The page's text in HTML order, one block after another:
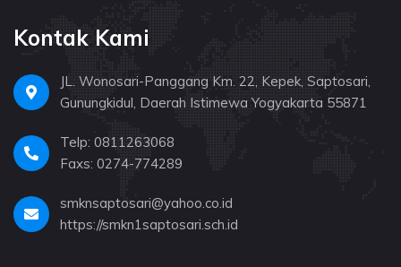
Kontak Kami
JL. Wonosari-Panggang Km. 22, Kepek, Saptosari,
Gunungkidul, Daerah Istimewa Yogyakarta 55871
Telp: 0811263068
Faxs: 0274-774289
smknsaptosari@yahoo.co.id
https://smkn1saptosari.sch.id